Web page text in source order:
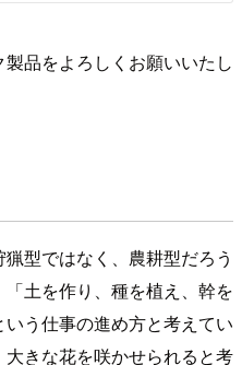
品をよろしくお願いいたし
型ではなく、農耕型だろう
土を作り、種を植え、幹を
う仕事の進め方と考えてい
きな花を咲かせられると考